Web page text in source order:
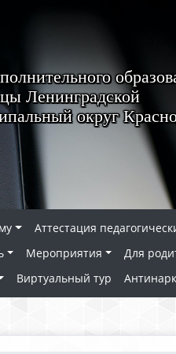
Ленинградской
округ
Аттестация
Мероприятия Для
Виртуальный тур